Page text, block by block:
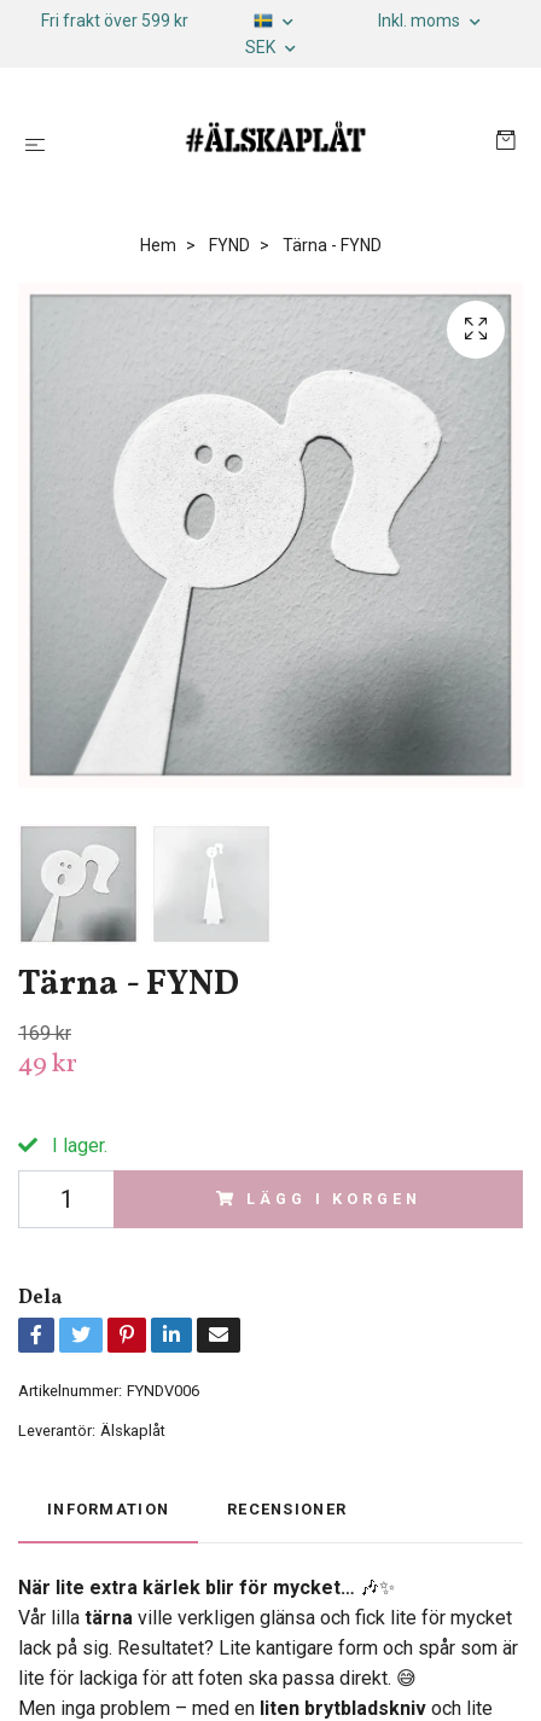
Fri frakt över 599 kr
Inkl. moms
SEK
Hem FYND Tärna - FYND
Tärna - FYND
169 kr
49 kr
I lager.
LÄGG I KORGEN
Dela
Artikelnummer: FYNDV006
Leverantör: Älskaplåt
INFORMATION RECENSIONER
När lite extra kärlek blir för mycket… 🎶✨
Vår lilla tärna ville verkligen glänsa och fick lite för mycket
lack på sig. Resultatet? Lite kantigare form och spår som är
lite för lackiga för att foten ska passa direkt. 😅
Men inga problem – med en liten brytbladskniv och lite